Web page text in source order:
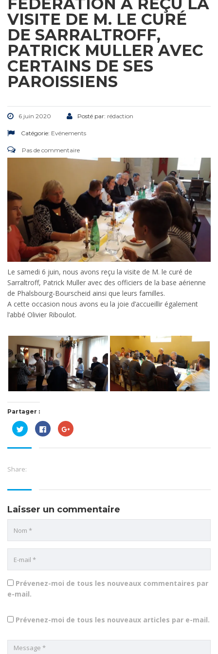
VISITE DE M. LE CURÉ
DE SARRALTROFF,
PATRICK MULLER AVEC
CERTAINS DE SES
PAROISSIENS
6 juin 2020 Posté par: rédaction
Catégorie: Evénements
Pas de commentaire
Le samedi 6 juin, nous avons reçu la visite de M. le curé de
Sarraltroff, Patrick Muller avec des officiers de la base aérienne
de Phalsbourg-Bourscheid ainsi que leurs familles.
A cette occasion nous avons eu la joie d’accueillir également
l’abbé Olivier Riboulot.
Partager :
Cliquez
pour
partager
Twitter(ouvre
nouvelle
fenêtre)
Cliquez
pour
partager
Facebook(ouvre
Cliquez
pour
Google+
Share:
Laisser un commentaire
Prévenez-moi de tous les nouveaux commentaires par
e-mail.
Prévenez-moi de tous les nouveaux articles par e-mail.